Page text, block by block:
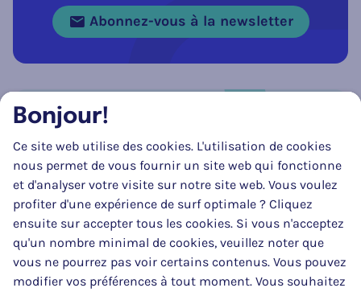
Abonnez-vous à la newsletter
Suivez-nous sur
FacebookInstagramLinkedIn
Bonjour!
Ce site web utilise des cookies. L'utilisation de cookies
nous permet de vous fournir un site web qui fonctionne
et d'analyser votre visite sur notre site web. Vous voulez
profiter d'une expérience de surf optimale ? Cliquez
ensuite sur accepter tous les cookies. Si vous n'acceptez
qu'un nombre minimal de cookies, veuillez noter que
vous ne pourrez pas voir certains contenus. Vous pouvez
modifier vos préférences à tout moment. Vous souhaitez